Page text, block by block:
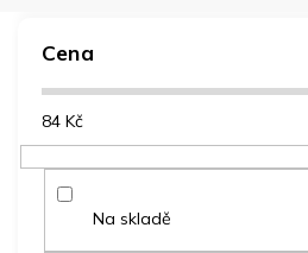
a
Cena
84 Kč
Na skladě